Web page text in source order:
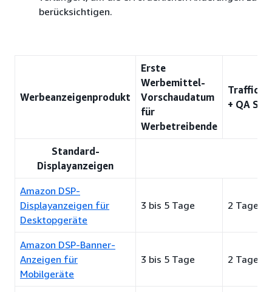
berücksichtigen.
Werbeanzeigenprodukt
Erste
Werbemittel-
Vorschaudatum
für
Werbetreibende
+ QA SLA
Standard-
Displayanzeigen
Amazon DSP-
Displayanzeigen für
Desktopgeräte
3 bis 5 Tage 2 Tage
Amazon DSP-Banner-
Anzeigen für
Mobilgeräte
3 bis 5 Tage 2 Tage